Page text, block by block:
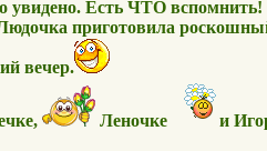
увидено. Есть ЧТО
приготовила
вечер.
Леночке и